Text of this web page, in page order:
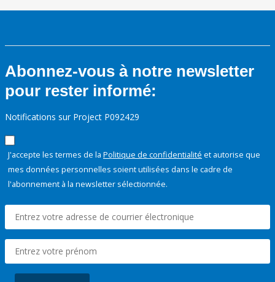
Abonnez-vous à notre newsletter
pour rester informé:
Notifications sur Project P092429
J'accepte les termes de la Politique de confidentialité et autorise que
mes données personnelles soient utilisées dans le cadre de
l'abonnement à la newsletter sélectionnée.